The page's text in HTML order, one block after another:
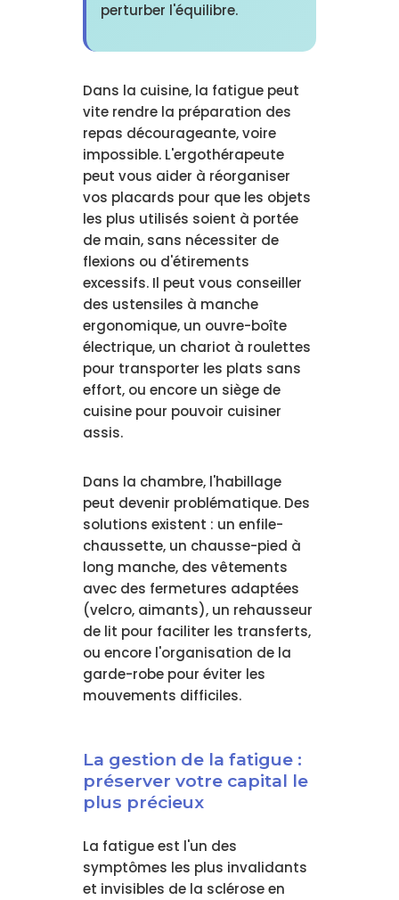
perturber l'équilibre.
Dans la cuisine, la fatigue peut
vite rendre la préparation des
repas décourageante, voire
impossible. L'ergothérapeute
peut vous aider à réorganiser
vos placards pour que les objets
les plus utilisés soient à portée
de main, sans nécessiter de
flexions ou d'étirements
excessifs. Il peut vous conseiller
des ustensiles à manche
ergonomique, un ouvre-boîte
électrique, un chariot à roulettes
pour transporter les plats sans
effort, ou encore un siège de
cuisine pour pouvoir cuisiner
assis.
Dans la chambre, l'habillage
peut devenir problématique. Des
solutions existent : un enfile-
chaussette, un chausse-pied à
long manche, des vêtements
avec des fermetures adaptées
(velcro, aimants), un rehausseur
de lit pour faciliter les transferts,
ou encore l'organisation de la
garde-robe pour éviter les
mouvements difficiles.
La gestion de la fatigue :
préserver votre capital le
plus précieux
La fatigue est l'un des
symptômes les plus invalidants
et invisibles de la sclérose en